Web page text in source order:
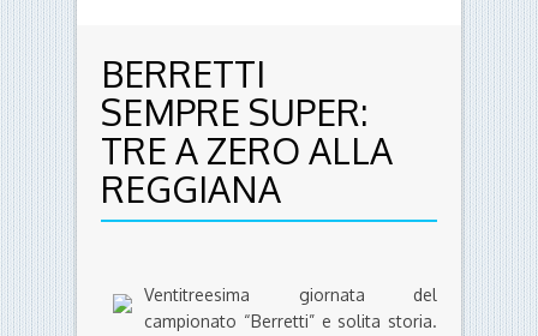
BERRETTI
SEMPRE SUPER:
TRE A ZERO ALLA
REGGIANA
Ventitreesima giornata del
campionato “Berretti” e solita storia.